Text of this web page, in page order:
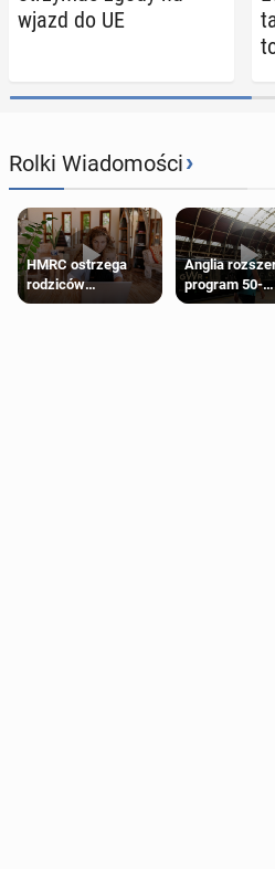
wjazd do UE
Rolki Wiadomości›
HMRC ostrzega
rodziców
pobierających Child
Anglia
program 50-
procentowych